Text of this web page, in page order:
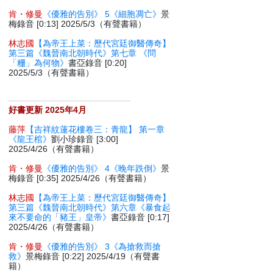
肯・修曼
《優雅的告別》 5《細胞凋亡》景
梅錄音 [0:13] 2025/5/3（有聲書籍）
林志國
【為帝王上菜：歷代宮廷御醫傳奇】
第三篇《魏晉南北朝時代》第七章 《問
「粣」為何物》書亞錄音 [0:20]
2025/5/3（有聲書籍）
好書更新 2025年4月
藤萍 【吉祥紋蓮花樓卷三：青龍】 第一章
《龍王棺》劉小珍錄音 [3:00]
2025/4/26（有聲書籍）
肯・修曼
《優雅的告別》 4《晚年跌倒》景
梅錄音 [0:35] 2025/4/26（有聲書籍）
林志國
【為帝王上菜：歷代宮廷御醫傳奇】
第三篇《魏晉南北朝時代》第六章《暴食起
來不要命的「豬王」皇帝》書亞錄音 [0:17]
2025/4/26（有聲書籍）
肯・修曼
《優雅的告別》 3《為搶救而搶
救》景梅錄音 [0:22] 2025/4/19（有聲書
籍）